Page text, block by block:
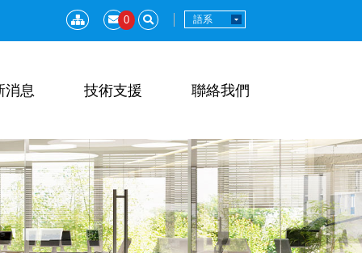
消息 技術支援 聯絡我們
0 語系